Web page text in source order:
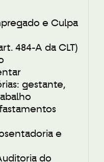
e Culpa
484-A da CLT)
gestante,
e
do